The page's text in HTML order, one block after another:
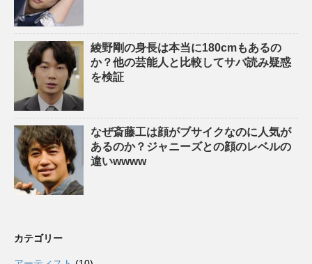
綾野剛の身長は本当に180cmもあるの
か？他の芸能人と比較してサバ読み疑惑
を検証
なぜ斎藤工は顔がブサイクなのに人気が
あるのか？ジャニーズとの顔のレベルの
違いwwww
カテゴリー